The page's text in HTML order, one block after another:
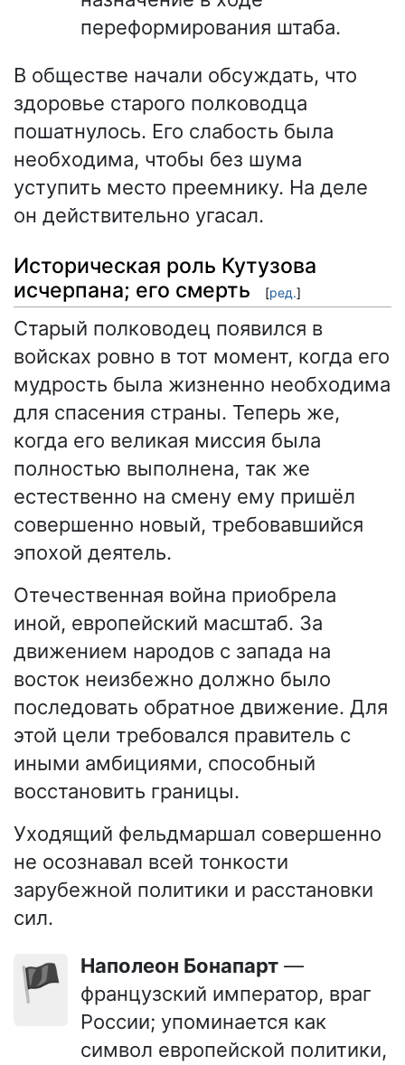
переформирования штаба.
В обществе начали обсуждать, что
здоровье старого полководца
пошатнулось. Его слабость была
необходима, чтобы без шума
уступить место преемнику. На деле
он действительно угасал.
Историческая роль Кутузова
исчерпана; его смерть
[ред.]
Старый полководец появился в
войсках ровно в тот момент, когда его
мудрость была жизненно необходима
для спасения страны. Теперь же,
когда его великая миссия была
полностью выполнена, так же
естественно на смену ему пришёл
совершенно новый, требовавшийся
эпохой деятель.
Отечественная война приобрела
иной, европейский масштаб. За
движением народов с запада на
восток неизбежно должно было
последовать обратное движение. Для
этой цели требовался правитель с
иными амбициями, способный
восстановить границы.
Уходящий фельдмаршал совершенно
не осознавал всей тонкости
зарубежной политики и расстановки
сил.
🏴 Наполеон Бонапарт —
французский император, враг
России; упоминается как
символ европейской политики,